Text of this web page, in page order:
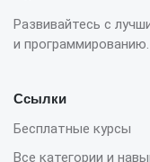
Развивайтесь с
и программированию.
Ссылки
Бесплатные курсы
Все категории и